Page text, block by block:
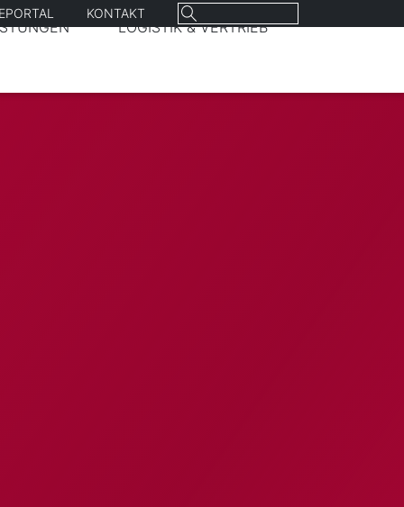
LOGISTIK & VERTRIEB
KONTAKT
Suchen
nach: